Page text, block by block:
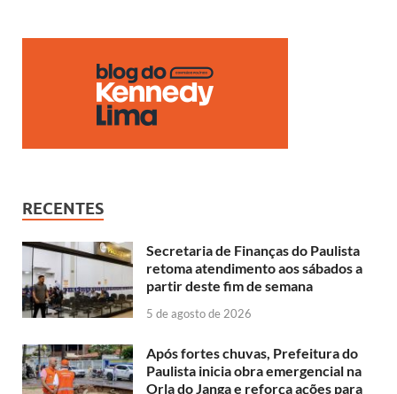
o A
p
p
Li
n
k
dI
n
RECENTES
Secretaria de Finanças do Paulista
retoma atendimento aos sábados a
partir deste fim de semana
5 de agosto de 2026
Após fortes chuvas, Prefeitura do
Paulista inicia obra emergencial na
Orla do Janga e reforça ações para